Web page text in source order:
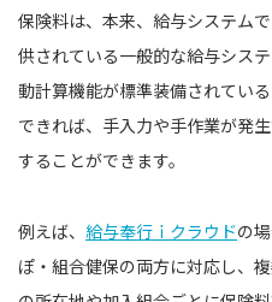
保険料は、本来、給与システム
供されている一般的な給与シス
動計算機能が標準装備されてい
できれば、手入力や手作業が発
することができます。
例えば、 給与奉行ｉクラウドの
ぽ・組合健保の両方に対応し、